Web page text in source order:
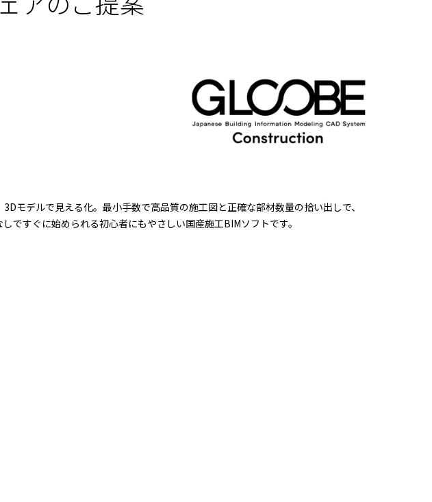
モデルで見える化。最小手数で高品質の施工図と正確な部材数量の拾い出しで、
すぐに始められる初心者にもやさしい国産施工BIMソフトです。